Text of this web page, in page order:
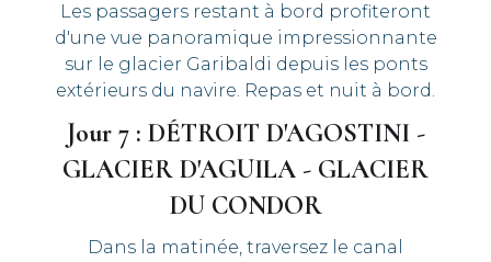
Les passagers restant à bord profiteront
d'une vue panoramique impressionnante
sur le glacier Garibaldi depuis les ponts
extérieurs du navire. Repas et nuit à bord.
Jour 7 : DÉTROIT D'AGOSTINI -
GLACIER D'AGUILA - GLACIER
DU CONDOR
Dans la matinée, traversez le canal